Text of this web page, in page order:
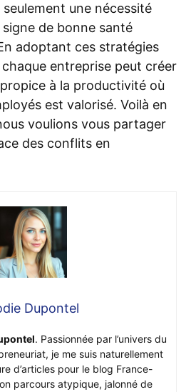
une nécessité
de bonne santé
adoptant ces stratégies
entreprise peut créer
à la productivité où
est valorisé. Voilà en
voulions vous partager
des conflits en
Dupontel
. Passionnée par l’univers du
je me suis naturellement
d’articles pour le blog France-
parcours atypique, jalonné de